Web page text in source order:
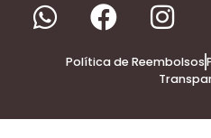
Política de Reembolsos